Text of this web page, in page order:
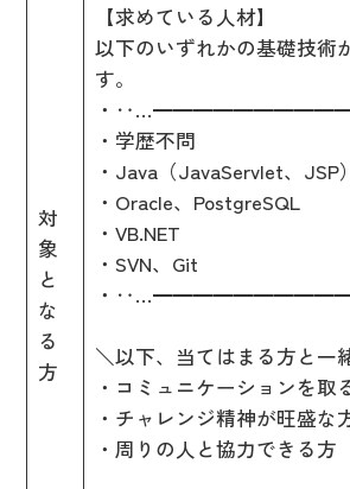
対
象
と
な
る
方
【求めている人材】
以下のいずれかの基礎技術
す。
・
・学歴不問
・Java（JavaServlet、JSP）
・Oracle、PostgreSQL
・VB.NET
・SVN、Git
・
＼以下、当てはまる方と一
・コミュニケーションを取
・チャレンジ精神が旺盛な
・周りの人と協力できる方